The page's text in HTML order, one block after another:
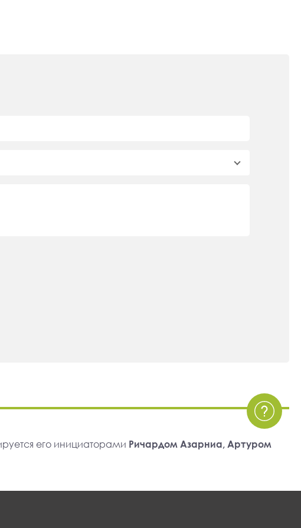
его инициаторами Ричардом Азарниа, Артуром